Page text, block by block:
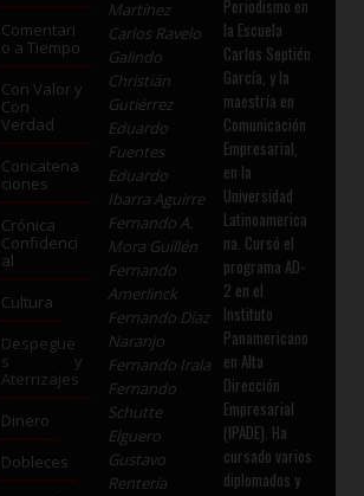
Comentari
o a Tiempo
Con Valor y
Con
Verdad
Concatena
ciones
Crónica
Confidenci
al
Cultura
Despegue
s y
Aterrizajes
Dinero
Dobleces
Martínez
Carlos Ravelo
Galindo
Christián
Gutiérrez
Eduardo
Fuentes
Eduardo
Ibarra Aguirre
Fernando A.
Mora Guillén
Fernando
Amerlinck
Fernando Díaz
Naranjo
Fernando Irala
Fernando
Schutte
Elguero
Gustavo
Rentería
Periodismo en
la Escuela
Carlos Septién
García, y la
maestría en
Comunicación
Empresarial,
en la
Universidad
Latinoamerica
na. Cursó el
programa AD-
2 en el
Instituto
Panamericano
en Alta
Dirección
Empresarial
(IPADE). Ha
cursado varios
diplomados y